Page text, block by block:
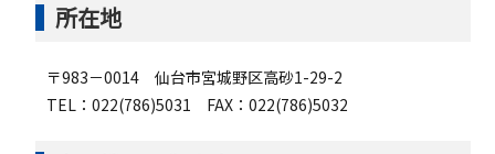
所在地
〒983－0014 仙台市宮城野区高砂1-29-2
TEL：022(786)5031 FAX：022(786)5032